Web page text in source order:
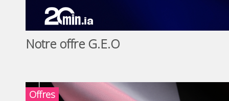
Notre offre G.E.O
Offres